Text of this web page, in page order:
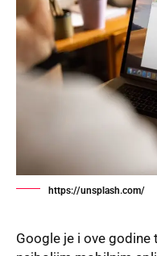
https://unsplash.com/
Google je i ove